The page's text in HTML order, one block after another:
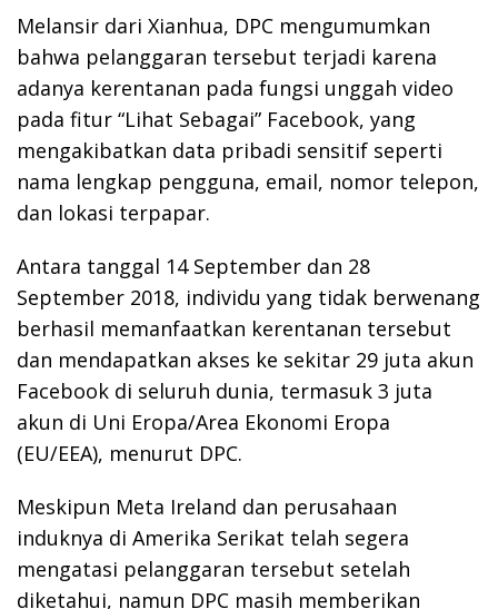
Melansir dari Xianhua, DPC mengumumkan
bahwa pelanggaran tersebut terjadi karena
adanya kerentanan pada fungsi unggah video
pada fitur “Lihat Sebagai” Facebook, yang
mengakibatkan data pribadi sensitif seperti
nama lengkap pengguna, email, nomor telepon,
dan lokasi terpapar.
Antara tanggal 14 September dan 28
September 2018, individu yang tidak berwenang
berhasil memanfaatkan kerentanan tersebut
dan mendapatkan akses ke sekitar 29 juta akun
Facebook di seluruh dunia, termasuk 3 juta
akun di Uni Eropa/Area Ekonomi Eropa
(EU/EEA), menurut DPC.
Meskipun Meta Ireland dan perusahaan
induknya di Amerika Serikat telah segera
mengatasi pelanggaran tersebut setelah
diketahui, namun DPC masih memberikan